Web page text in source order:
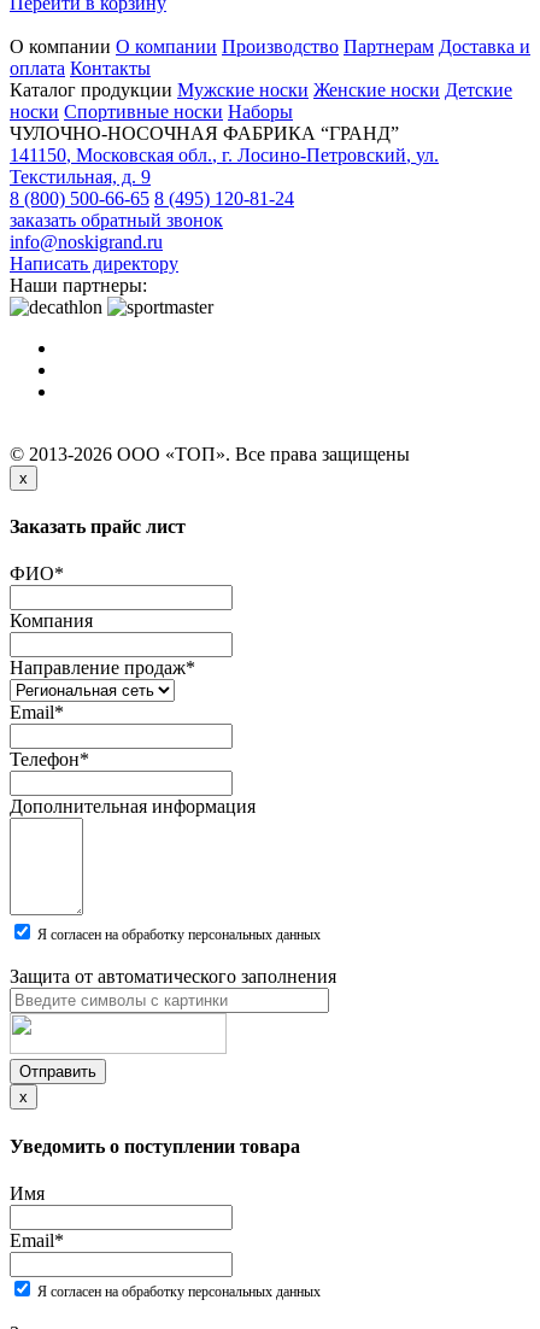
О компании О компании Производство Партнерам Доставка и
оплата Контакты
Каталог продукции Мужские носки Женские носки Детские
носки Спортивные носки Наборы
ЧУЛОЧНО-НОСОЧНАЯ ФАБРИКА “ГРАНД”
141150, Московская обл., г. Лосино-Петровский, ул.
Текстильная, д. 9
8 (800) 500-66-65 8 (495) 120-81-24
заказать обратный звонок
info@noskigrand.ru
Написать директору
Наши партнеры:
© 2013-2026 ООО «ТОП». Все права защищены
x
Заказать прайс лист
ФИО*
Компания
Направление продаж*
Email*
Телефон*
Дополнительная информация
Я согласен на обработку персональных данных
Защита от автоматического заполнения
Отправить
x
Уведомить о поступлении товара
Имя
Email*
Я согласен на обработку персональных данных